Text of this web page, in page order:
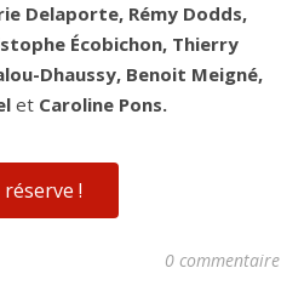
Delaporte, Rémy Dodds,
Écobichon, Thierry
Dhaussy, Benoit Meigné,
et Caroline Pons.
réserve !
0 commentaire